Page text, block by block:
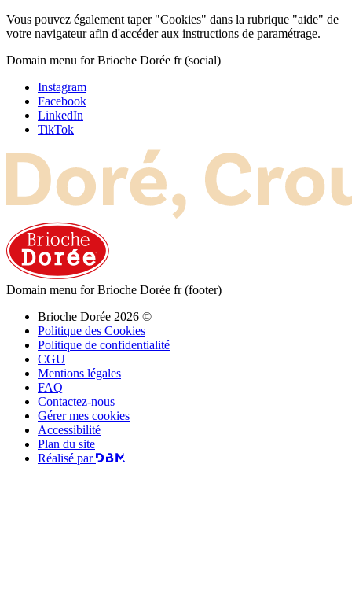
Vous pouvez également taper "Cookies" dans la rubrique "aide" de
votre navigateur afin d'accéder aux instructions de paramétrage.
Domain menu for Brioche Dorée fr (social)
Instagram
Facebook
LinkedIn
TikTok
Domain menu for Brioche Dorée fr (footer)
Brioche Dorée 2026 ©
Politique des Cookies
Politique de confidentialité
CGU
Mentions légales
FAQ
Contactez-nous
Gérer mes cookies
Accessibilité
Plan du site
Réalisé par